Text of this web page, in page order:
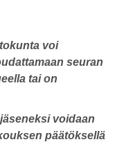
voi
seuran
tai on
voidaan
päätöksellä